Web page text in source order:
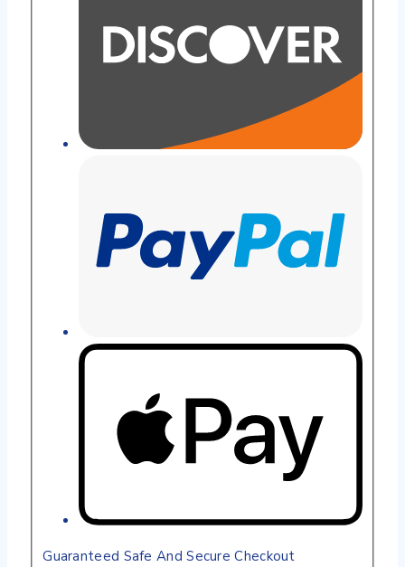
Guaranteed Safe And Secure Checkout